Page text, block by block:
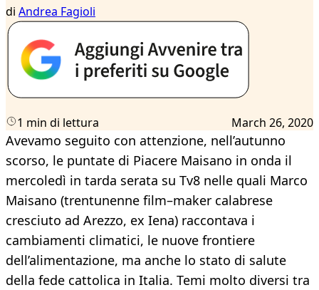
di Andrea Fagioli
1 min di lettura March 26, 2020
Avevamo seguito con attenzione, nell’autunno
scorso, le puntate di Piacere Maisano in onda il
mercoledì in tarda serata su Tv8 nelle quali Marco
Maisano (trentunenne film–maker calabrese
cresciuto ad Arezzo, ex Iena) raccontava i
cambiamenti climatici, le nuove frontiere
dell’alimentazione, ma anche lo stato di salute
della fede cattolica in Italia. Temi molto diversi tra